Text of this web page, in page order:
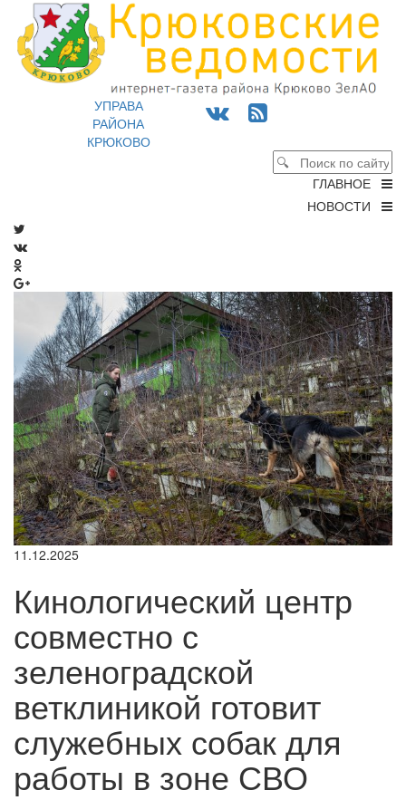
УПРАВА
РАЙОНА
КРЮКОВО
ГЛАВНОЕ
НОВОСТИ
11.12.2025
Кинологический центр
совместно с
зеленоградской
ветклиникой готовит
служебных собак для
работы в зоне СВО